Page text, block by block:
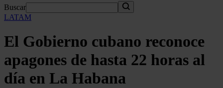
Buscar
LATAM
El Gobierno cubano reconoce
apagones de hasta 22 horas al
día en La Habana